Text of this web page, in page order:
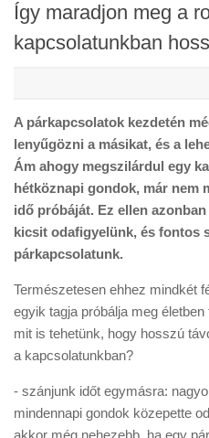
Kazincbarcika
Belföld
Így maradjon meg a
kapcsolatunkban
A párkapcsolatok kezdetén
lenyűgözni a másikat, és a
Ám ahogy megszilárdul egy
hétköznapi gondok, már nem
idő próbáját. Ez ellen
kicsit odafigyelünk, és fontos
párkapcsolatunk.
Természetesen ehhez mindkét
egyik tagja próbálja meg
mit is tehetünk, hogy hosszú
a kapcsolatunkban?
- szánjunk időt egymásra:
mindennapi gondok közepette
akkor még nehezebb, ha egy